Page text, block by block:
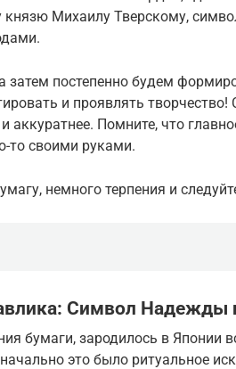
Михаилу Тверскому,
постепенно будем
и проявлять творчество!
аккуратнее. Помните, что
то своими руками.
немного терпения и
Символ Надежды
бумаги, зародилось в Японии
это было ритуальное